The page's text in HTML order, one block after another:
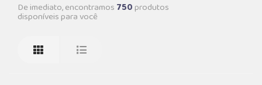
De imediato, encontramos 750produtos
disponíveis para você